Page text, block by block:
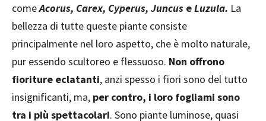
comeAcorus, Carex, Cyperus, Juncus eLuzula. La
bellezza di tutte queste piante consiste
principalmente nel loro aspetto, che è molto naturale,
pur essendo scultoreo e flessuoso. Non offrono
fioriture eclatanti, anzi spesso i fiori sono del tutto
insignificanti, ma, per contro, i loro fogliami sono
tra i più spettacolari. Sono piante luminose, quasi